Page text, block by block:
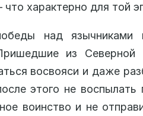
что характерно для той
над язычниками
из Северной
восвояси и даже
этого не
воинство и не